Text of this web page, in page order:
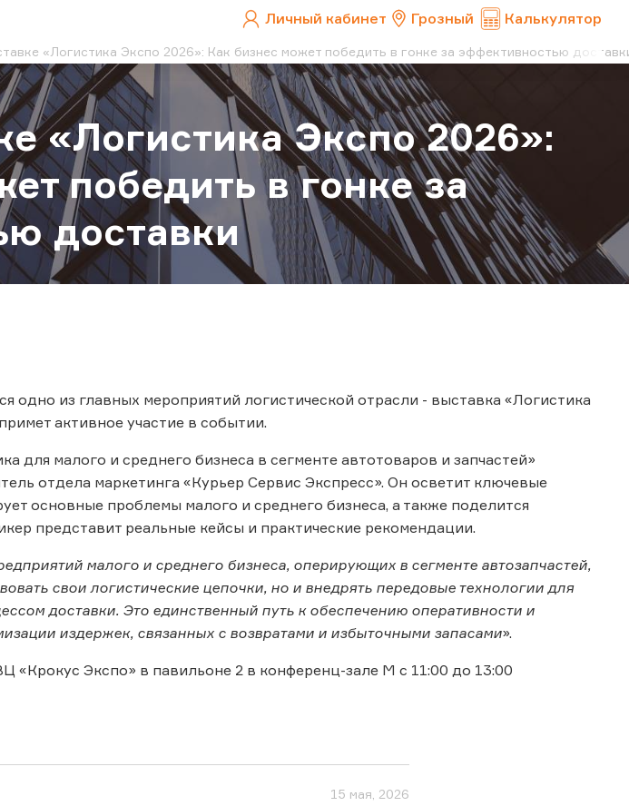
Личный кабинет Грозный Калькулятор
«Логистика Экспо 2026»: Как бизнес может победить в гонке за эффективностью
«Логистика Экспо 2026»:
победить в гонке за
доставки
одно из главных мероприятий логистической отрасли - выставка «Логистика
активное участие в событии.
для малого и среднего бизнеса в сегменте автотоваров и запчастей»
отдела маркетинга «Курьер Сервис Экспресс». Он осветит ключевые
основные проблемы малого и среднего бизнеса, а также поделится
представит реальные кейсы и практические рекомендации.
малого и среднего бизнеса, оперирующих в сегменте автозапчастей,
свои логистические цепочки, но и внедрять передовые технологии для
доставки. Это единственный путь к обеспечению оперативности и
издержек, связанных с возвратами и избыточными запасами».
«Крокус Экспо» в павильоне 2 в конференц-зале М с 11:00 до 13:00
15 мая, 2026